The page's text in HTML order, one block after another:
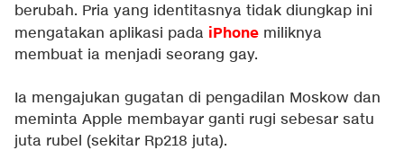
berubah. Pria yang identitasnya tidak diungkap ini
mengatakan aplikasi pada iPhone miliknya
membuat ia menjadi seorang gay.
Ia mengajukan gugatan di pengadilan Moskow dan
meminta Apple membayar ganti rugi sebesar satu
juta rubel (sekitar Rp218 juta).